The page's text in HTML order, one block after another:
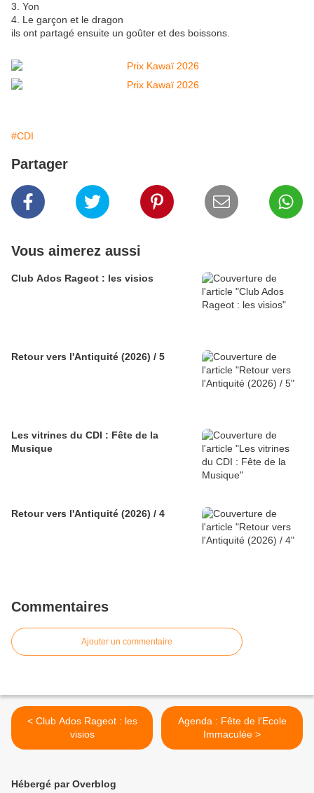
3. Yon
4. Le garçon et le dragon
ils ont partagé ensuite un goûter et des boissons.
#CDI
Partager
Vous aimerez aussi
Club Ados Rageot : les visios
Retour vers l'Antiquité (2026) / 5
Les vitrines du CDI : Fête de la
Musique
Retour vers l'Antiquité (2026) / 4
Commentaires
Ajouter un commentaire
< Club Ados Rageot : les
visios
Agenda : Fête de l'Ecole
Immaculée >
Hébergé par Overblog